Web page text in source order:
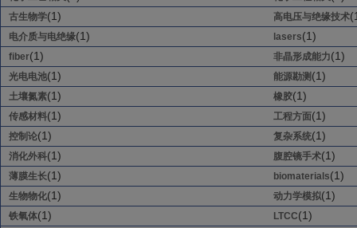
古生物学(1) 高电压与绝缘技术
电介质与电绝缘(1) lasers(1)
fiber(1) 非晶形成能力(1)
光电电池(1) 能源勘测 (1)
土壤氮素(1) 橡胶(1)
传感材料(1) 工程方面(1)
控制论(1) 复杂系统(1)
消化外科(1) 腹腔镜手术(1)
薄膜生长(1) biomaterials(1)
生物物化(1) 动力学模拟(1)
铁氧体(1) LTCC(1)